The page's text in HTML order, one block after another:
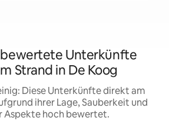
bewertete Unterkünfte
Strand in De Koog
Diese Unterkünfte direkt am
ihrer Lage, Sauberkeit und
Aspekte hoch bewertet.